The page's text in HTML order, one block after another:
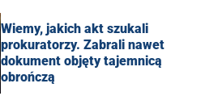
Wiemy, jakich akt szukali
prokuratorzy. Zabrali nawet
dokument objęty tajemnicą
obrończą